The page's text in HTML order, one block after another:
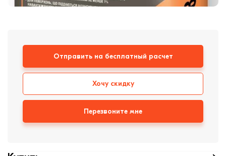
формовки
Строительные
смеси
Отправить на бесплатный расчет
Хочу скидку
Перезвоните мне